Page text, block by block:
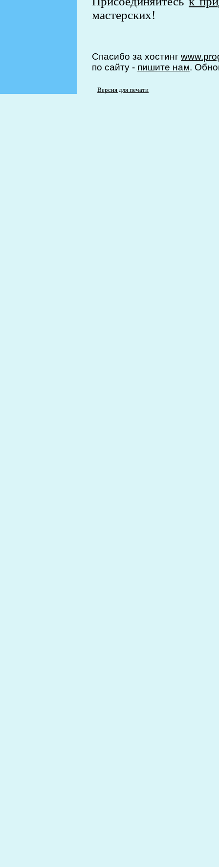
мастерских!
Спасибо за хостинг
по сайту - пишите нам.
Версия для печати